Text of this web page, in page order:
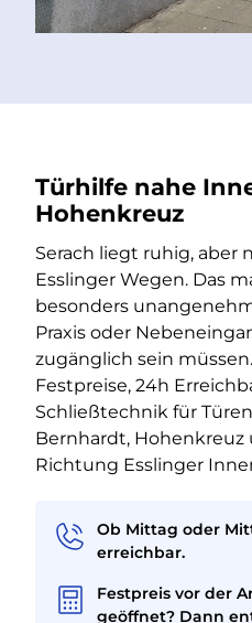
Türhilfe nahe
Hohenkreuz
Serach liegt ruhig, aber
Esslinger Wegen. Das
besonders
Praxis oder
zugänglich sein
Festpreise, 24h
Schließtechnik für
Bernhardt, Hohenkreuz
Richtung Esslinger
Ob Mittag oder
erreichbar.
Festpreis vor der
geöffnet? Dann